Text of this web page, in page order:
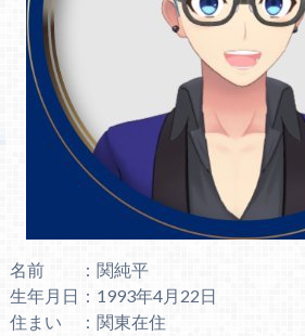
名前 ：関純平
生年月日：1993年4月22日
住まい ：関東在住